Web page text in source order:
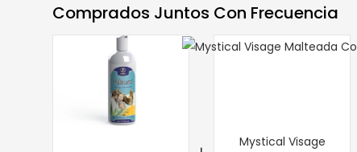
Comprados Juntos Con Frecuencia
Mystical Visage